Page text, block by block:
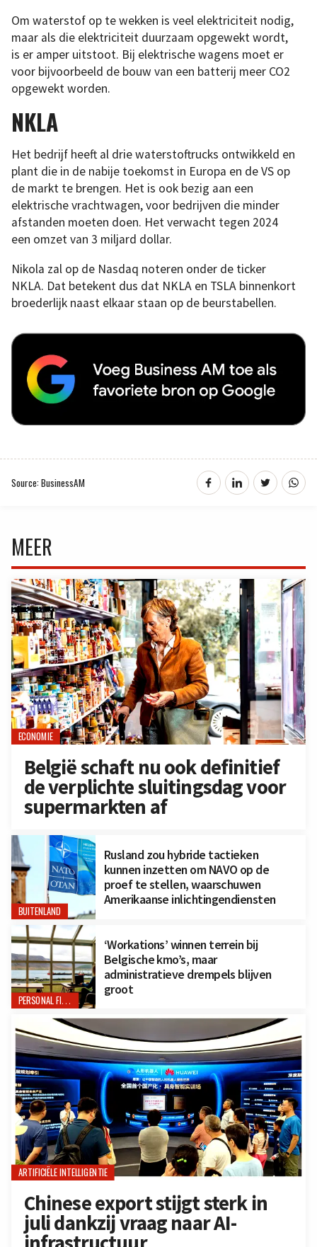
Om waterstof op te wekken is veel elektriciteit nodig,
maar als die elektriciteit duurzaam opgewekt wordt,
is er amper uitstoot. Bij elektrische wagens moet er
voor bijvoorbeeld de bouw van een batterij meer CO2
opgewekt worden.
NKLA
Het bedrijf heeft al drie waterstoftrucks ontwikkeld en
plant die in de nabije toekomst in Europa en de VS op
de markt te brengen. Het is ook bezig aan een
elektrische vrachtwagen, voor bedrijven die minder
afstanden moeten doen. Het verwacht tegen 2024
een omzet van 3 miljard dollar.
Nikola zal op de Nasdaq noteren onder de ticker
NKLA. Dat betekent dus dat NKLA en TSLA binnenkort
broederlijk naast elkaar staan op de beurstabellen.
Source: BusinessAM
MEER
ECONOMIE
België schaft nu ook definitief
de verplichte sluitingsdag voor
supermarkten af
BUITENLAND
Rusland zou hybride tactieken
kunnen inzetten om NAVO op de
proef te stellen, waarschuwen
Amerikaanse inlichtingendiensten
PERSONAL FINANCE
‘Workations’ winnen terrein bij
Belgische kmo’s, maar
administratieve drempels blijven
groot
ARTIFICIËLE INTELLIGENTIE
Chinese export stijgt sterk in
juli dankzij vraag naar AI-